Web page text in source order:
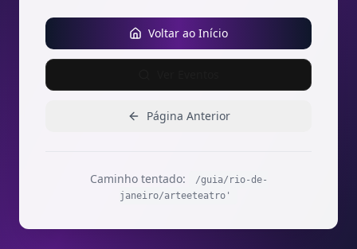
Voltar ao Início
Página Anterior
Caminho tentado:
/guia/rio-de-
janeiro/arteeteatro'